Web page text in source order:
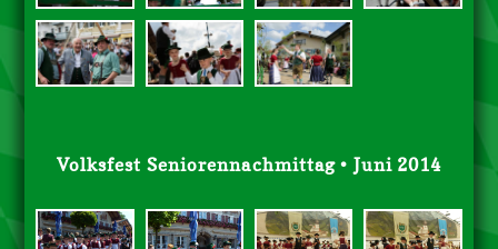
Volksfest Seniorennachmittag • Juni 2014